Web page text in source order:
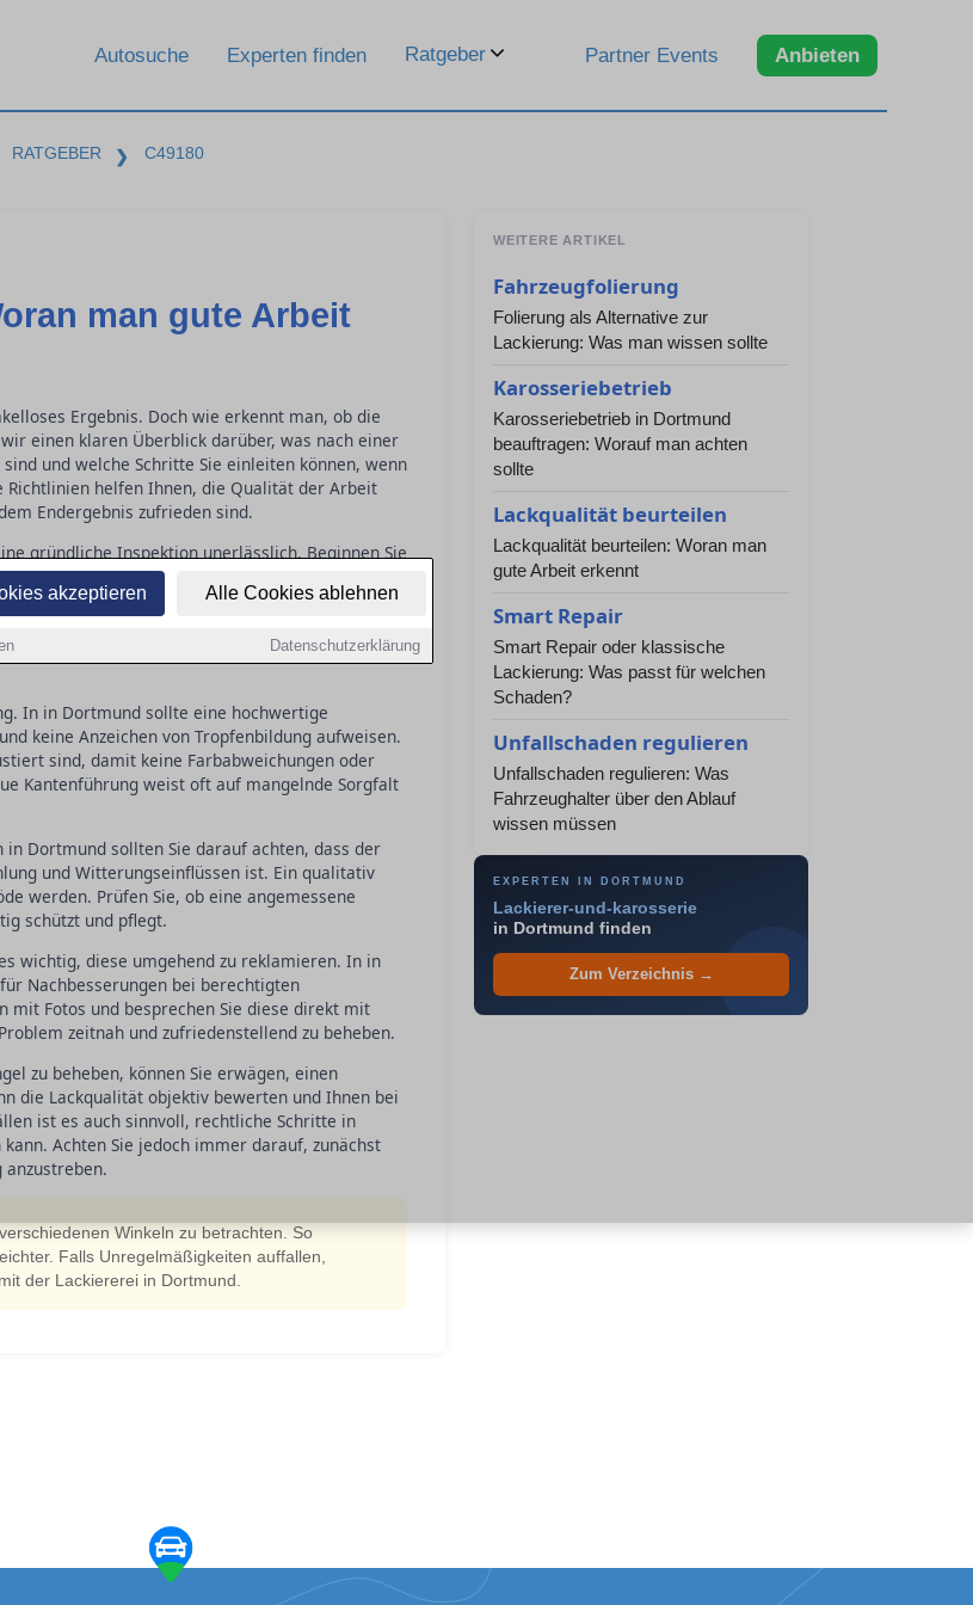
akzeptieren Alle Cookies ablehnen
Datenschutzerklärung
Autosuche Experten finden Ratgeber Partner Events Anbieten
RATGEBER ❯ C49180
man gute Arbeit
Ergebnis. Doch wie erkennt man, ob die
einen klaren Überblick darüber, was nach einer
und welche Schritte Sie einleiten können, wenn
helfen Ihnen, die Qualität der Arbeit
Endergebnis zufrieden sind.
gründliche Inspektion unerlässlich. Beginnen Sie
gleichmäßige, glatte Struktur ohne sichtbare
hochwertige Arbeit. Achten Sie auch auf
im Farbton erkennbar sind. Kleinere
und kommen selbst bei besten Bedingungen
In in Dortmund sollte eine hochwertige
keine Anzeichen von Tropfenbildung aufweisen.
sind, damit keine Farbabweichungen oder
Kantenführung weist oft auf mangelnde Sorgfalt
Dortmund sollten Sie darauf achten, dass der
und Witterungseinflüssen ist. Ein qualitativ
werden. Prüfen Sie, ob eine angemessene
schützt und pflegt.
wichtig, diese umgehend zu reklamieren. In in
Nachbesserungen bei berechtigten
mit Fotos und besprechen Sie diese direkt mit
zeitnah und zufriedenstellend zu beheben.
zu beheben, können Sie erwägen, einen
die Lackqualität objektiv bewerten und Ihnen bei
ist es auch sinnvoll, rechtliche Schritte in
Achten Sie jedoch immer darauf, zunächst
anzustreben.
Winkeln zu betrachten. So
Falls Unregelmäßigkeiten auffallen,
der Lackiererei in Dortmund.
WEITERE ARTIKEL
Fahrzeugfolierung
Folierung als Alternative zur
Lackierung: Was man wissen sollte
Karosseriebetrieb
Karosseriebetrieb in Dortmund
beauftragen: Worauf man achten
sollte
Lackqualität beurteilen
Lackqualität beurteilen: Woran man
gute Arbeit erkennt
Smart Repair
Smart Repair oder klassische
Lackierung: Was passt für welchen
Schaden?
Unfallschaden regulieren
Unfallschaden regulieren: Was
Fahrzeughalter über den Ablauf
wissen müssen
EXPERTEN IN DORTMUND
Lackierer-und-karosserie
in Dortmund finden
Zum Verzeichnis →